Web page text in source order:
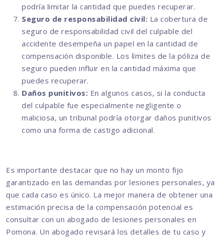
podría limitar la cantidad que puedes recuperar.
Seguro de responsabilidad civil: La cobertura de
seguro de responsabilidad civil del culpable del
accidente desempeña un papel en la cantidad de
compensación disponible. Los límites de la póliza de
seguro pueden influir en la cantidad máxima que
puedes recuperar.
Daños punitivos: En algunos casos, si la conducta
del culpable fue especialmente negligente o
maliciosa, un tribunal podría otorgar daños punitivos
como una forma de castigo adicional.
Es importante destacar que no hay un monto fijo
garantizado en las demandas por lesiones personales, ya
que cada caso es único. La mejor manera de obtener una
estimación precisa de la compensación potencial es
consultar con un abogado de lesiones personales en
Pomona. Un abogado revisará los detalles de tu caso y